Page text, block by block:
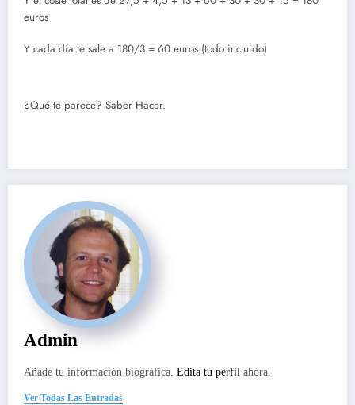
euros
Y cada día te sale a 180/3 = 60 euros (todo incluido)
¿Qué te parece? Saber Hacer.
Admin
Añade tu información biográfica. Edita tu perfil ahora.
Ver Todas Las Entradas